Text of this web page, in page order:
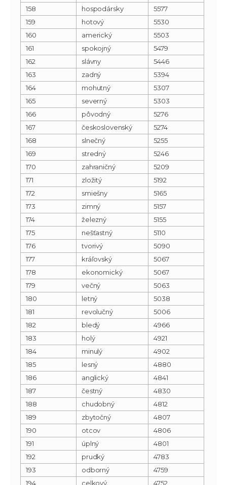
158
hospodársky
5577
159
hotový
5530
160
americký
5503
161
spokojný
5479
162
slávny
5446
163
zadný
5394
164
mohutný
5307
165
severný
5303
166
pôvodný
5276
167
československý
5274
168
slnečný
5255
169
stredný
5246
170
zahraničný
5209
171
zložitý
5192
172
smiešny
5165
173
zimný
5157
174
železný
5155
175
nešťastný
5110
176
tvorivý
5090
177
kráľovský
5067
178
ekonomický
5067
179
večný
5063
180
letný
5038
181
revolučný
5006
182
bledý
4966
183
holý
4921
184
minulý
4902
185
lesný
4880
186
anglický
4841
187
čestný
4830
188
chudobný
4812
189
zbytočný
4807
190
otcov
4806
191
úplný
4801
192
prudký
4783
193
odborný
4759
194
celkový 4752